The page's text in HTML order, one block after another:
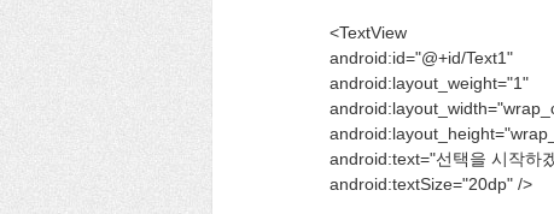
<TextView
android:id="@+id/Text1"
android:layout_weight="1"
android:text="선택을 시작하
android:textSize="20dp" />